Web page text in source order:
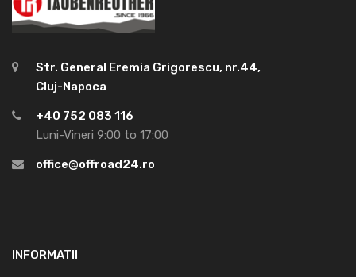
Str. General Eremia Grigorescu, nr.44,
Cluj-Napoca
+40 752 083 116
Luni-Vineri 9:00 to 17:00
office@offroad24.ro
INFORMATII